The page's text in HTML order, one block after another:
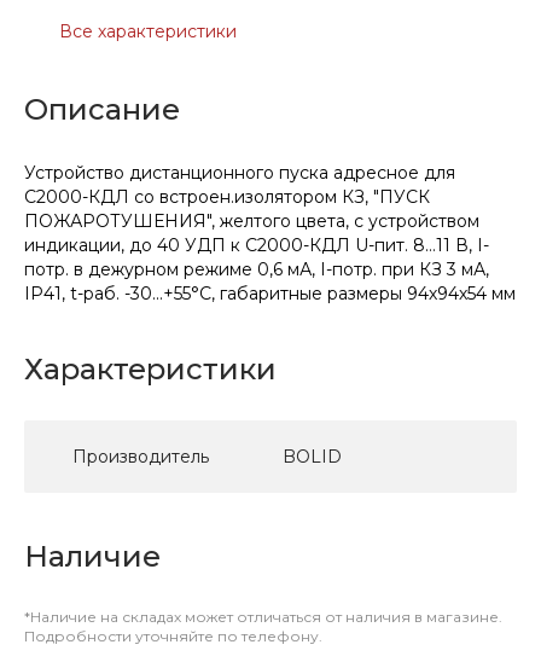
Все характеристики
Описание
Устройство дистанционного пуска адресное для
С2000-КДЛ со встроен.изолятором КЗ, "ПУСК
ПОЖАРОТУШЕНИЯ", желтого цвета, с устройством
индикации, до 40 УДП к С2000-КДЛ U-пит. 8…11 В, I-
потр. в дежурном режиме 0,6 мА, I-потр. при КЗ 3 мА,
IP41, t-раб. -30...+55°С, габаритные размеры 94х94х54 мм
Характеристики
Производитель BOLID
Наличие
*Наличие на складах может отличаться от наличия в магазине.
Подробности уточняйте по телефону.